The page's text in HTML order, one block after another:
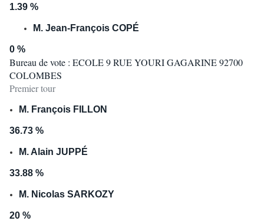
1.39 %
M. Jean-François COPÉ
0 %
Bureau de vote : ECOLE 9 RUE YOURI GAGARINE 92700
COLOMBES
Premier tour
M. François FILLON
36.73 %
M. Alain JUPPÉ
33.88 %
M. Nicolas SARKOZY
20 %